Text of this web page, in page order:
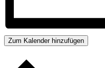
Zum Kalender hinzufügen